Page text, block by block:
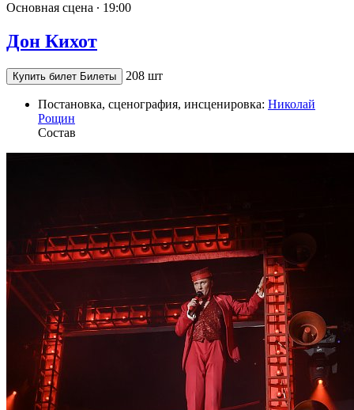
Основная сцена ∙ 19:00
Дон Кихот
Купить билет Билеты 208 шт
Постановка, сценография, инсценировка: Николай
Рощин
Состав